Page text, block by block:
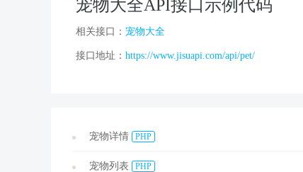
宠物大全API接口示例代码
相关接口： 宠物大全
接口地址： https://www.jisuapi.com/api/pet/
宠物详情 PHP
宠物列表 PHP